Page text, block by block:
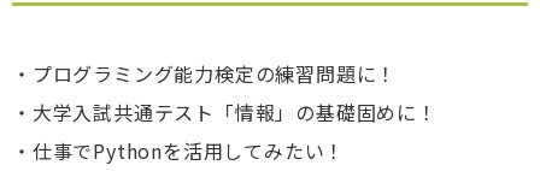
・プログラミング能力検定の練習問題に！
・大学入試共通テスト「情報」の基礎固めに！
・仕事でPythonを活用してみたい！